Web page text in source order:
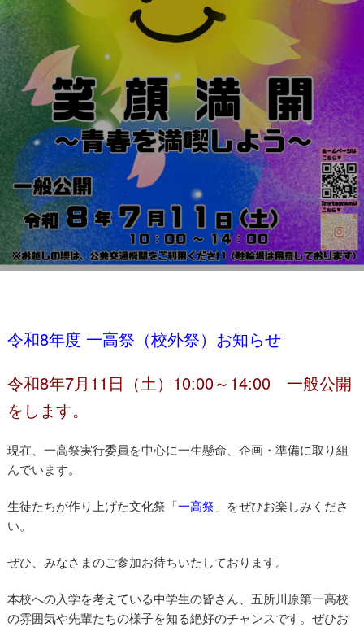
一高祭お知らせ
令和8年度 一高祭（校外祭）お知らせ
令和8年7月11日（土）10:00～14:00 一般公開
をします。
現在、一高祭実行委員を中心に一生懸命、企画・準備に取り組
んでいます。
生徒たちが作り上げた文化祭「一高祭 」をぜひお楽しみくださ
い。
ぜひ、みなさまのご参加お待ちいたしております。
本校への入学を考えている中学生の皆さん、五所川原第一高校
の雰囲気や先輩たちの様子を知る絶好のチャンスです。ぜひお